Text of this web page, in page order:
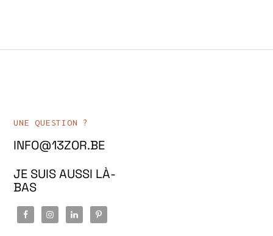
UNE QUESTION ?
INFO@13ZOR.BE
JE SUIS AUSSI LÀ-
BAS